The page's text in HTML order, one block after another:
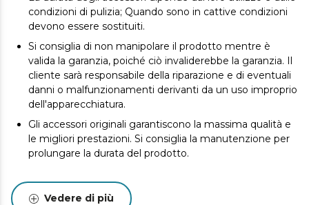
condizioni di pulizia; Quando sono in cattive condizioni
devono essere sostituiti.
Si consiglia di non manipolare il prodotto mentre è
valida la garanzia, poiché ciò invaliderebbe la garanzia. Il
cliente sarà responsabile della riparazione e di eventuali
danni o malfunzionamenti derivanti da un uso improprio
dell'apparecchiatura.
Gli accessori originali garantiscono la massima qualità e
le migliori prestazioni. Si consiglia la manutenzione per
prolungare la durata del prodotto.
Vedere di più